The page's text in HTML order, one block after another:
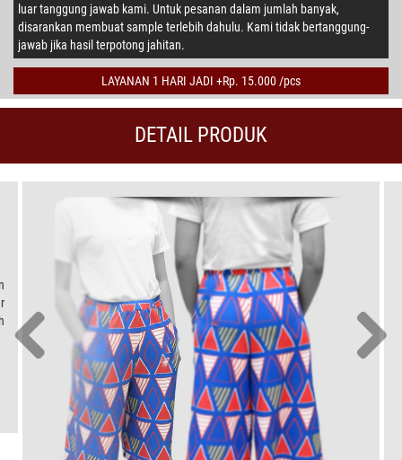
luar tanggung jawab kami. Untuk pesanan dalam jumlah banyak,
disarankan membuat sample terlebih dahulu. Kami tidak bertanggung-
jawab jika hasil terpotong jahitan.
LAYANAN 1 HARI JADI +Rp. 15.000 /pcs
DETAIL PRODUK